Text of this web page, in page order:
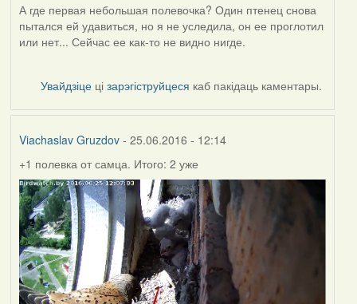
А где первая небольшая полевочка? Один птенец снова
пытался ей удавиться, но я не уследила, он ее проглотил
или нет... Сейчас ее как-то не видно нигде.
Увайдзіце цізарэгіструйцеся каб пакідаць каментары.
Viachaslav Gruzdov- 25.06.2016 - 12:14
+1 полевка от самца. Итого: 2 уже